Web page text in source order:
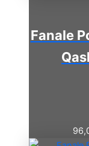
Fanale